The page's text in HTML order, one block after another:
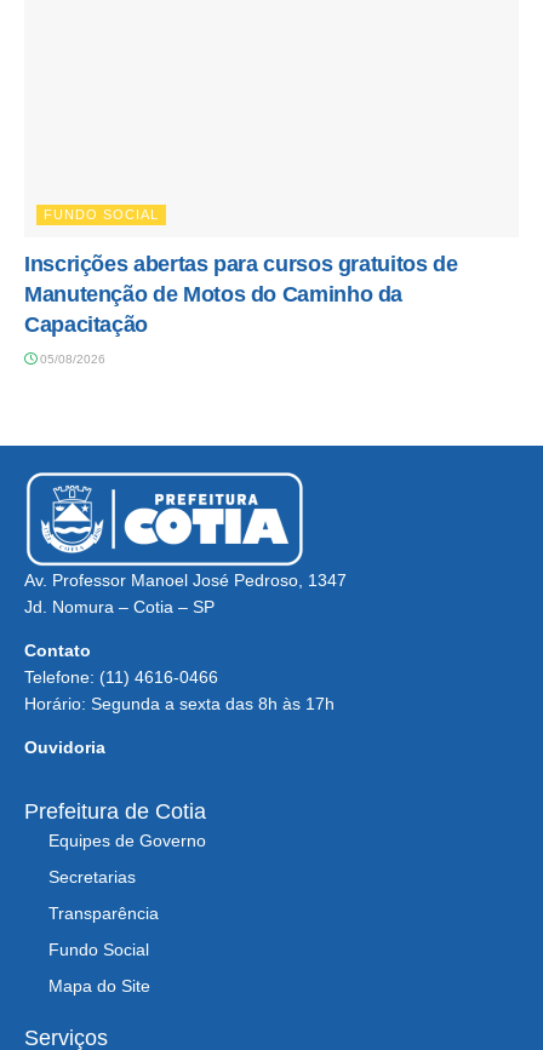
FUNDO SOCIAL
Inscrições abertas para cursos gratuitos de
Manutenção de Motos do Caminho da
Capacitação
05/08/2026
Av. Professor Manoel José Pedroso, 1347
Jd. Nomura – Cotia – SP
Contato
Telefone: (11) 4616-0466
Horário: Segunda a sexta das 8h às 17h
Ouvidoria
Prefeitura de Cotia
Equipes de Governo
Secretarias
Transparência
Fundo Social
Mapa do Site
Serviços